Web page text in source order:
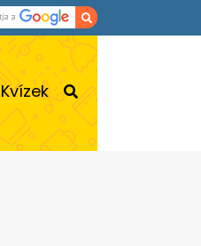
Kvízek